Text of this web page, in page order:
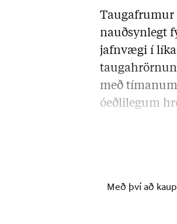
Taugafrumur
nauðsynlegt
jafnvægi í
með
óeðlilegum
Með því að